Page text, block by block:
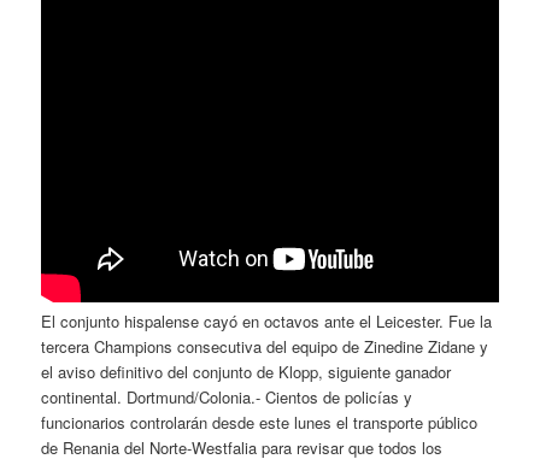
El conjunto hispalense cayó en octavos ante el Leicester. Fue la
tercera Champions consecutiva del equipo de Zinedine Zidane y
el aviso definitivo del conjunto de Klopp, siguiente ganador
continental. Dortmund/Colonia.- Cientos de policías y
funcionarios controlarán desde este lunes el transporte público
de Renania del Norte-Westfalia para revisar que todos los